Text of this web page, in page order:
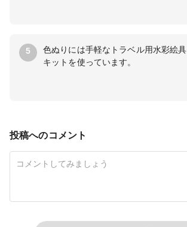
5
色ぬりには手軽なトラベル用水彩絵具
キットを使っています。
投稿へのコメント